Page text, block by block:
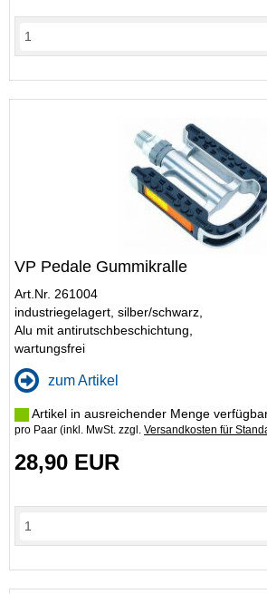
VP Pedale Gummikralle
Art.Nr. 261004
industriegelagert, silber/schwarz,
Alu mit antirutschbeschichtung,
wartungsfrei
zum Artikel
Artikel in ausreichender Menge
pro Paar (inkl. MwSt. zzgl. Versandkosten für
28,90 EUR